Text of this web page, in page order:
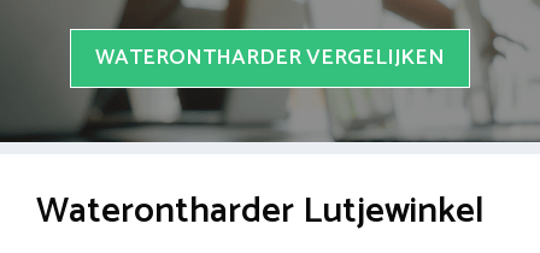
WATERONTHARDER VERGELIJKEN
Waterontharder Lutjewinkel